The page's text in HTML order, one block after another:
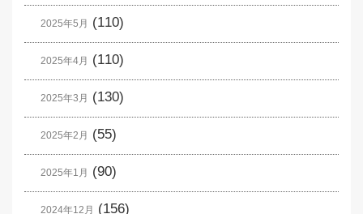
2025年5月 (110)
2025年4月 (110)
2025年3月 (130)
2025年2月 (55)
2025年1月 (90)
2024年12月 (156)